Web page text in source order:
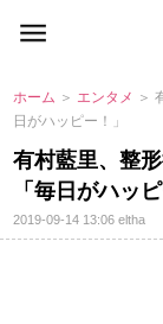
ホーム ＞ エンタメ ＞
日がハッピー！」
有村藍里、整
「毎日がハッピ
2019-09-14 13:06eltha